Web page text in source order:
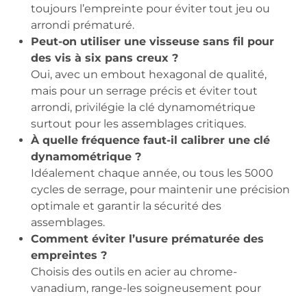
toujours l’empreinte pour éviter tout jeu ou
arrondi prématuré.
Peut-on utiliser une visseuse sans fil pour
des vis à six pans creux ?
Oui, avec un embout hexagonal de qualité,
mais pour un serrage précis et éviter tout
arrondi, privilégie la clé dynamométrique
surtout pour les assemblages critiques.
À quelle fréquence faut-il calibrer une clé
dynamométrique ?
Idéalement chaque année, ou tous les 5000
cycles de serrage, pour maintenir une précision
optimale et garantir la sécurité des
assemblages.
Comment éviter l’usure prématurée des
empreintes ?
Choisis des outils en acier au chrome-
vanadium, range-les soigneusement pour